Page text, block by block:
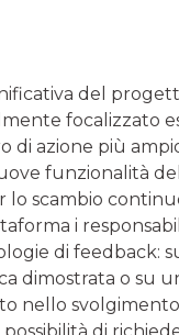
del
focalizzato
di azione più
funzionalità
lo scambio
i
di feedback:
dimostrata o su
nello